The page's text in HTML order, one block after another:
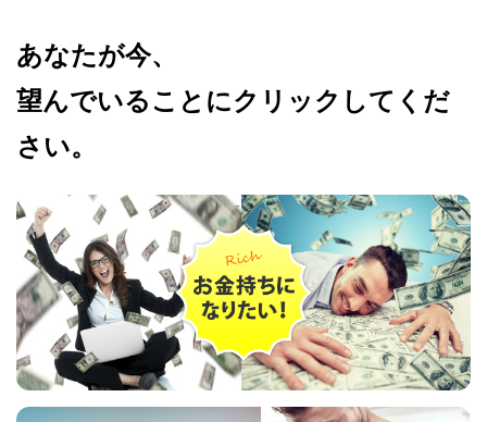
あなたが今、
望んでいることにクリックしてくだ
さい。